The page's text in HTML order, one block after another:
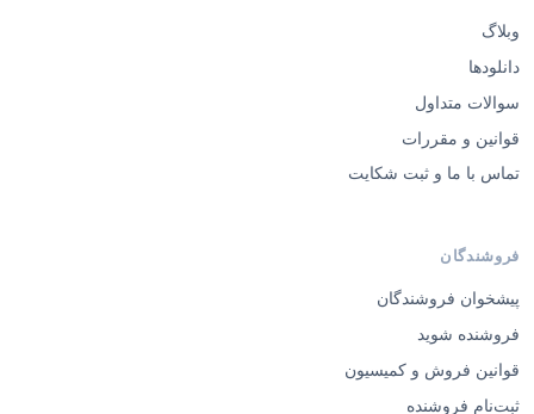
وبلاگ
دانلودها
سوالات متداول
قوانین و مقررات
تماس با ما و ثبت شکایت
فروشندگان
پیشخوان فروشندگان
فروشنده شوید
قوانین فروش و کمیسیون
ثبت‌نام فروشنده